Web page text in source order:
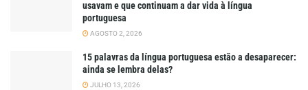
usavam e que continuam a dar vida à língua
portuguesa
AGOSTO 2, 2026
15 palavras da língua portuguesa estão a desaparecer:
ainda se lembra delas?
JULHO 13, 2026